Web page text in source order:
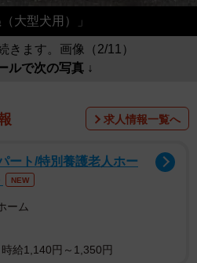
大型犬用）」
きます。画像（2/11）
ルで次の写真 ↓
求人情報一覧へ
ート/特別養護老人ホー
NEW
ーム
給1,140円～1,350円